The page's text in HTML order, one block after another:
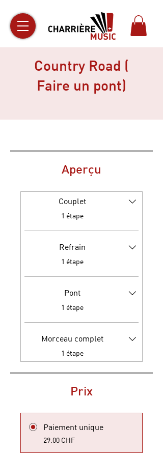
Country Road (
Faire un pont)
Aperçu
Couplet
1 étape
Refrain
1 étape
Pont
1 étape
Morceau complet
1 étape
Prix
Paiement unique
29.00 CHF